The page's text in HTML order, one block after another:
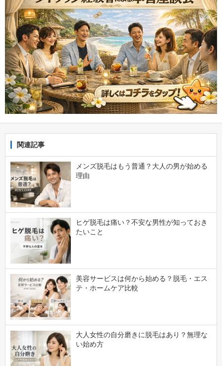
関連記事
メンズ脱毛はもう普通？大人の男が始める
理由
ヒゲ脱毛は痛い？不安な男性が知っておき
たいこと
美容サービスは何から始める？脱毛・エス
テ・ホームケア比較
大人女性の自分磨きに脱毛はあり？無理な
い始め方